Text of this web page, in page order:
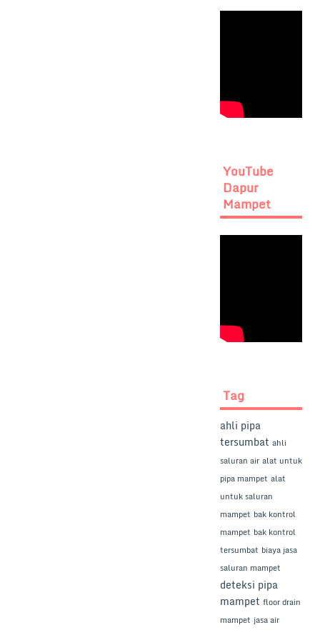
YouTube
Dapur
Mampet
Tag
ahli pipa
tersumbat ahli
saluran air alat untuk
pipa mampet alat
untuk saluran
mampet bak kontrol
mampet bak kontrol
tersumbat biaya jasa
saluran mampet
deteksi pipa
mampet floor drain
mampet jasa air